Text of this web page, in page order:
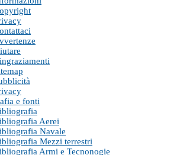
e fonti
Aerei
Navale
Mezzi terrestri
Armi e Tecnonogie